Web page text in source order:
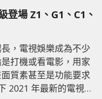
登場 Z1、G1、C1、
，電視娛樂成為不少
打機或看電影，用家
質素甚至是功能要求
2021 年最新的電視系